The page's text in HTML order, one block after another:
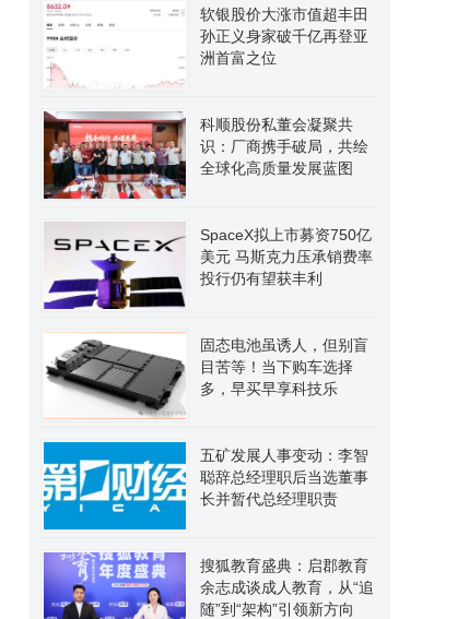
软银股价大涨市值超丰田
孙正义身家破千亿再登亚
洲首富之位
科顺股份私董会凝聚共
识：厂商携手破局，共绘
全球化高质量发展蓝图
SpaceX拟上市募资750亿
美元 马斯克力压承销费率
投行仍有望获丰利
固态电池虽诱人，但别盲
目苦等！当下购车选择
多，早买早享科技乐
五矿发展人事变动：李智
聪辞总经理职后当选董事
长并暂代总经理职责
搜狐教育盛典：启郡教育
余志成谈成人教育，从“追
随”到“架构”引领新方向